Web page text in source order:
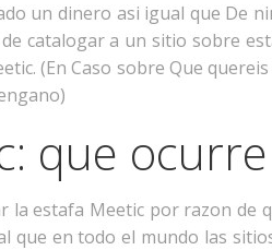
un dinero asi igual que De
catalogar a un sitio sobre
(En Caso sobre Que
que
la estafa Meetic por razon
que en todo el mundo las